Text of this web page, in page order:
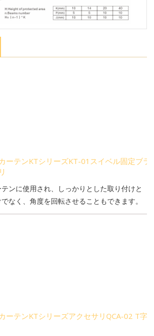
ーテンKTシリーズKT-01スイベル固定ブラ
ンに使用され、しっかりとした取り付けと
なく、角度を回転させることもできます。
ーテンKTシリーズアクセサリQCA-02 T字